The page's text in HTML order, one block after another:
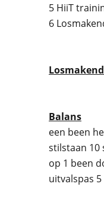
5 HiiT
6
Balans
een been
stilstaan 10
op 1 been
uitvalspas 5